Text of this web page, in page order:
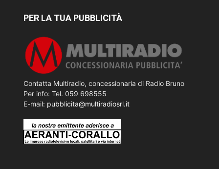
PER LA TUA PUBBLICITÀ
Contatta Multiradio, concessionaria di Radio Bruno
Per info: Tel. 059 698555
E-mail: pubblicita@multiradiosrl.it